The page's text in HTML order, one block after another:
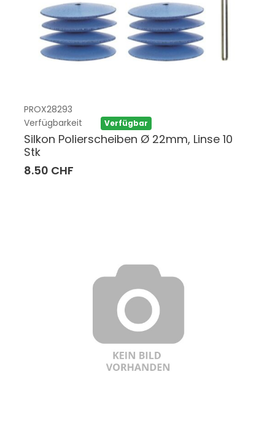
PROX28293
Verfügbarkeit
Verfügbar
Silkon Polierscheiben Ø 22mm, Linse 10
Stk
8.50 CHF